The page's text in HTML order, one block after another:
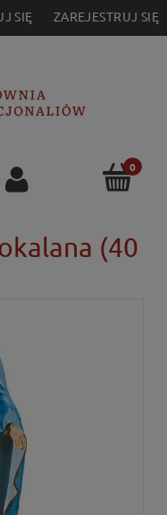
SIĘ ZAREJESTRUJ SIĘ
(40